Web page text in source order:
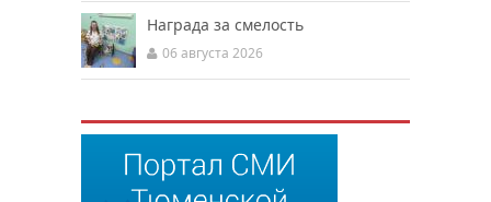
Награда за смелость
06 августа 2026